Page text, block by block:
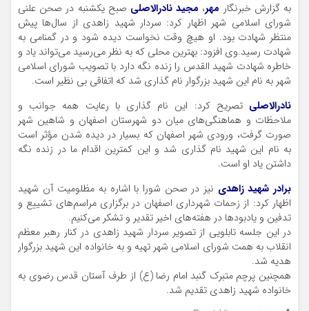
به گزارش خبرنگار مهر، مجید نادرالاصلی صبح یکشنبه در صحن علنی
شورای اسلامی شهر اظهار کرد: سردار شهید زاهدی از سال‌ها پیش
منتظر شهادت بود. او هیچ وقت نخواست دیده شود و در گمنامی به
شهادت رسید.وی افزود: بهترین محلی که به نظر می‌رسید می‌تواند یاد و
خاطره شهادت شهید القدس را زنده نگه دارد با تصویب شورای اسلامی
شهر به نام این شهید بزرگوار نام گذاری شد که اتفاقی بی نظیر است.
نادرالاصلی تصریح کرد: این نام گذاری با رعایت همه جوانب و
ملاحظات و هماهنگی‌های میان دو شهرستان اصفهان و شاهین شهر
صورت گرفت، ورودی شهر اصفهان که بسیار در دیده شدن مؤثر است
به نام این شهید نام گذاری شد و این کمترین اقدام ما در زنده نگه
داشتن یاد او است.
برادر شهید زاهدی نیز در صحن شورا با اشاره به مظلومیت آن شهید
اظهار کرد: از زحمات شهرداری اصفهان در برگزاری مراسم‌های تشییع و
تدفین و یادبودها در هفته‌های اخیر تقدیر و تشکر می‌کنیم.
در این جلسه تابلویی از تصویر سردار شهید زاهدی در کنار رهبر معظم
انقلاب به همت شورای اسلامی شهر تهیه و به خانواده این شهید بزرگوار
هدیه شد.
همچنین پرچم متبرک گنبد امام رضا (ع) از طرف آستان قدس رضوی به
خانواده شهید زاهدی تقدیم شد.